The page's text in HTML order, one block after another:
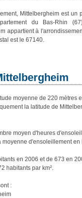
Mittelbergheim est
du Bas-Rhin
appartient à
est le 67140.
moyenne de 220 mètres
la latitude de
moyen d'heures
d'ensoleillement
en 2006 et de 673 en
habitants par km².
: